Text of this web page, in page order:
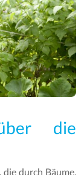
die
durch Bäume,